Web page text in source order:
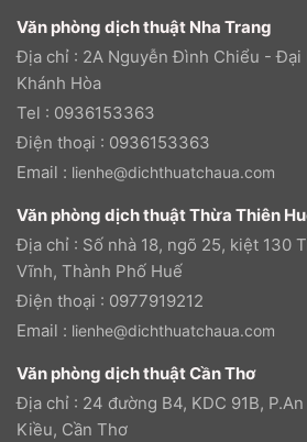
Văn phòng dịch thuật Nha Trang
Địa chỉ : 2A Nguyễn Đình Chiểu - Đại
Khánh Hòa
Tel : 0936153363
Điện thoại : 0936153363
Email : lienhe@dichthuatchaua.com
Văn phòng dịch thuật Thừa Thiên
Địa chỉ : Số nhà 18, ngõ 25, kiệt 130
Vĩnh, Thành Phố Huế
Điện thoại : 0977919212
Email : lienhe@dichthuatchaua.com
Văn phòng dịch thuật Cần Thơ
Địa chỉ : 24 đường B4, KDC 91B,
Kiều, Cần Thơ